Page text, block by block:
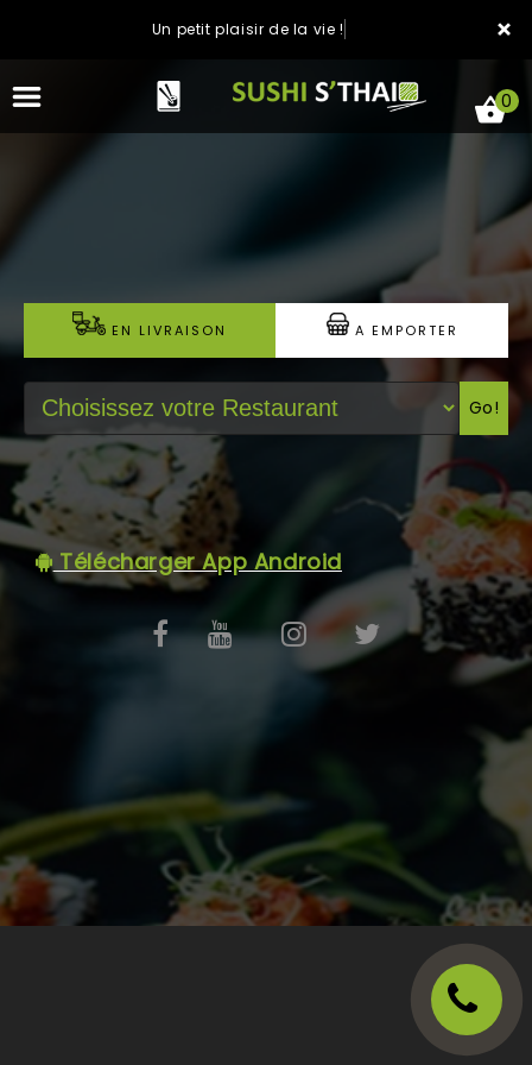
×
Un petit plaisir de la vie !
LA CARTE
NOTRE RESTAURANT
VOS AVIS
MENTIONS LÉGALES
C.G.V
0
EN LIVRAISON A EMPORTER
Go!
Télécharger App Android